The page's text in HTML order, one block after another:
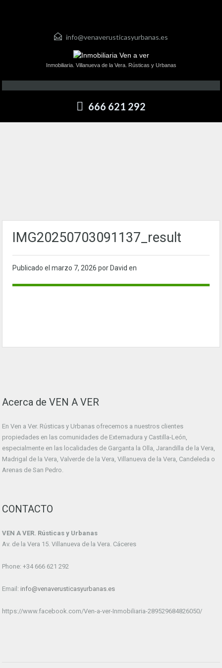
info@venaverusticasyurbanas.es
Inmobiliaria. Villanueva de la Vera. Rústicas y Urbanas
666 621 292
IMG20250703091137_result
Publicado el marzo 7, 2026 por David en
Acerca de VEN A VER
En Ven a Ver. Rústicas y Urbanas ofrecemos a nuestros clientes
propiedades en las comunidades de Extemadura y Castilla-León,
especialmente en las localidades de Garganta la Olla, Jarandilla de la Vera,
Madrigal de la Vera, Valverde de la Vera, Villanueva de la Vera, Candeleda o
Arenas de San Pedro.
CONTACTO
VEN A VER. Rústicas y Urbanas
Av. de la Vera 15. Villanueva de la Vera. Cáceres
Phone: +34 666 621 292
Email: info@venaverusticasyurbanas.es
https://www.facebook.com/Ven-a-ver-Inmobiliaria-289529684826050/